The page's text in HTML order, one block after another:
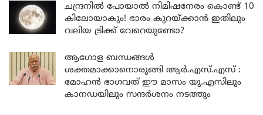
ചന്ദ്രനിൽ പോയാൽ നിമിഷനേരം കൊണ്ട് 10
കിലോയാകും! ഭാരം കുറയ്ക്കാൻ ഇതിലും
വലിയ ട്രിക്ക് വേറെയുണ്ടോ?
ആഗോള ബന്ധങ്ങൾ
ശക്തമാക്കാനൊരുങ്ങി ആർ.എസ്.എസ് :
മോഹൻ ഭാഗവത് ഈ മാസം യു.എസിലും
കാനഡയിലും സന്ദർശനം നടത്തും